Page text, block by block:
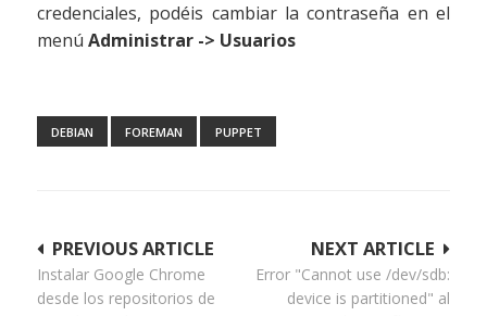
credenciales, podéis cambiar la contraseña en el
menú Administrar -> Usuarios
DEBIAN FOREMAN PUPPET
Navegación
de
NEXT ARTICLE
Error "Cannot use /dev/sdb:
device is partitioned" al
PREVIOUS ARTICLE
Instalar Google Chrome
desde los repositorios de